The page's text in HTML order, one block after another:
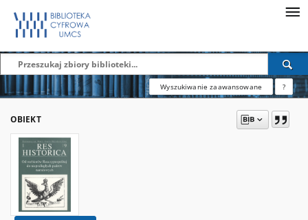
Wyszukiwanie zaawansowane ?
OBIEKT